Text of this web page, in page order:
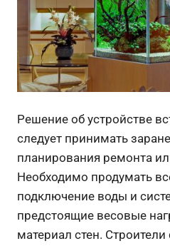
Решение об устройстве
следует принимать
планирования ремонта
Необходимо продумать
подключение воды и
предстоящие весовые
материал стен.